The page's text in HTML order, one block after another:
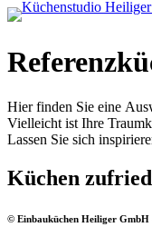
Hier finden Sie eine
Vielleicht ist Ihre
Lassen Sie sich
Küchen
© Einbauküchen Heiliger GmbH